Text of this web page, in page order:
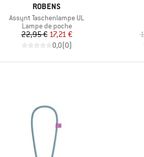
MARQUE
ROBENS
Article
Assynt Taschenlampe UL
Product group
Lampe de poche
Prix
22,95 €Prix réduit
17,21 €
0,0(0)